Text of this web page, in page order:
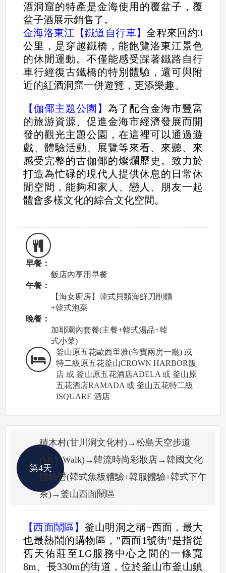
酒洞窟的特產是金海使用的覆盆子，覆
盆子酒展示銷售了。
金海洛東江 【鐵道自行車】全程來回約3
公里，是穿越鐵橋，能飽覽洛東江景色
的休閒運動。不僅能感受踩著鐵路自行
車行經復古鐵橋的特別體驗，還可與附
近的紅酒洞窟一併遊覽，更添樂趣。
【伽倻主題公園】 為了配合金海市豐富
的旅游資源、促進金海市經濟發展而開
發的觀光主題公園，在這裡可以通過遊
戲、體驗活動、展覽等來看、來聽、來
感受完整的古伽倻的燦爛歷史。致力於
打造為忙碌的現代人提供休息的日常休
閒空間，能夠和家人、戀人、朋友一起
體會多樣文化的綜合文化空間。
早餐：
飯店內享用早餐
午餐：
【海女廚房】韓式貝類海鮮刀削麵
+韓式泡菜
晚餐：
加耶園內套餐(主餐+韓式湯品+韓
式小菜)
釜山原五花歐西里雅(帝寶兩房一廳) 或
特二級原五花釜山CROWN HARBOR飯
店 或 釜山原五花酒店ADELA 或 釜山原
五花酒店RAMADA 或 釜山五花特二級
ISQUARE 酒店
第4天
積木村(甘川洞文化村)→松島天空步道
(SKY Walk)→韓流時尚彩妝店→韓國文化
體驗營(韓式魚板體驗+韓服體驗+韓式下午
茶)→釜山西面鬧區
【西面鬧區】 釜山明洞之稱~西面，最大
也最熱鬧的購物區，"西面1號街"是指從
舊天佑莊至LG服務中心之間的一條寬
8m、長330m的街道，位於釜山市釜山鎮